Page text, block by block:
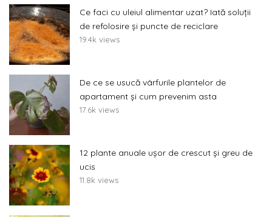
Ce faci cu uleiul alimentar uzat? Iată soluții
de refolosire și puncte de reciclare
19.4k views
De ce se usucă vârfurile plantelor de
apartament și cum prevenim asta
17.6k views
12 plante anuale ușor de crescut și greu de
ucis
11.8k views